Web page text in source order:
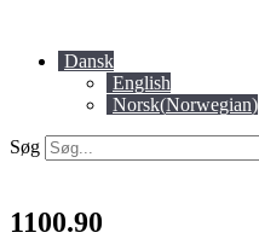
indholdDansk
English
Norsk(Norwegian)
Søg
1100.90